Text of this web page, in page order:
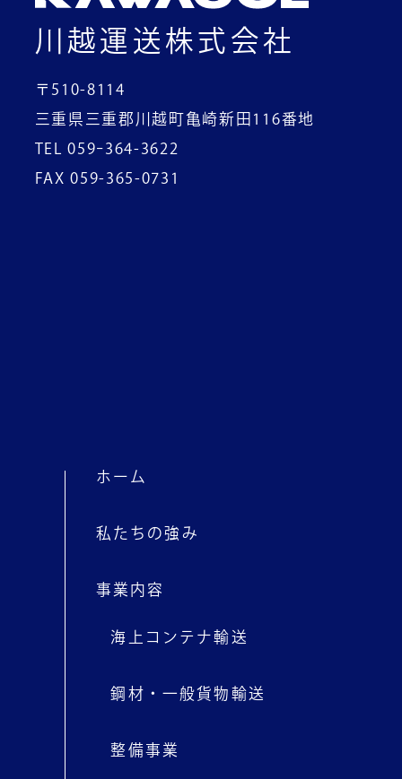
川越運送株式会社
〒510-8114
三重県三重郡川越町亀崎新田116番地
TEL 059ｰ364-3622
FAX 059-365-0731
ホーム
私たちの強み
事業内容
海上コンテナ輸送
鋼材・一般貨物輸送
整備事業